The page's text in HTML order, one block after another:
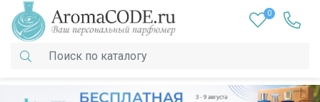
0